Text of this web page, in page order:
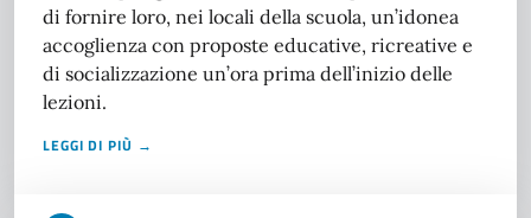
di fornire loro, nei locali della scuola, un’idonea
accoglienza con proposte educative, ricreative e
di socializzazione un’ora prima dell’inizio delle
lezioni.
LEGGI DI PIÙ →